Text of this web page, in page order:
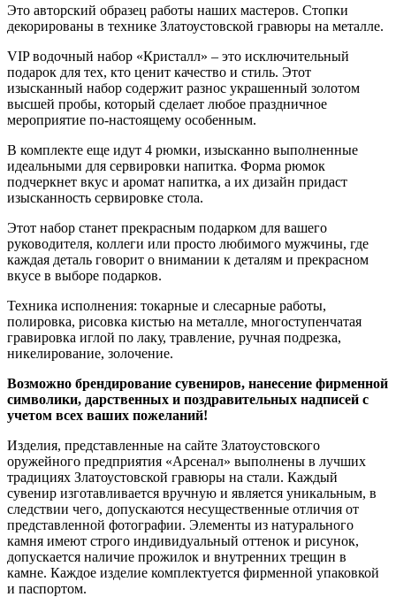
Это авторский образец работы наших мастеров. Стопки
декорированы в технике Златоустовской гравюры на металле.
VIP водочный набор «Кристалл» – это исключительный
подарок для тех, кто ценит качество и стиль. Этот
изысканный набор содержит разнос украшенный золотом
высшей пробы, который сделает любое праздничное
мероприятие по-настоящему особенным.
В комплекте еще идут 4 рюмки, изысканно выполненные
идеальными для сервировки напитка. Форма рюмок
подчеркнет вкус и аромат напитка, а их дизайн придаст
изысканность сервировке стола.
Этот набор станет прекрасным подарком для вашего
руководителя, коллеги или просто любимого мужчины, где
каждая деталь говорит о внимании к деталям и прекрасном
вкусе в выборе подарков.
Техника исполнения: токарные и слесарные работы,
полировка, рисовка кистью на металле, многоступенчатая
гравировка иглой по лаку, травление, ручная подрезка,
никелирование, золочение.
Возможно брендирование сувениров, нанесение фирменной
символики, дарственных и поздравительных надписей с
учетом всех ваших пожеланий!
Изделия, представленные на сайте Златоустовского
оружейного предприятия «Арсенал» выполнены в лучших
традициях Златоустовской гравюры на стали. Каждый
сувенир изготавливается вручную и является уникальным, в
следствии чего, допускаются несущественные отличия от
представленной фотографии. Элементы из натурального
камня имеют строго индивидуальный оттенок и рисунок,
допускается наличие прожилок и внутренних трещин в
камне. Каждое изделие комплектуется фирменной упаковкой
и паспортом.